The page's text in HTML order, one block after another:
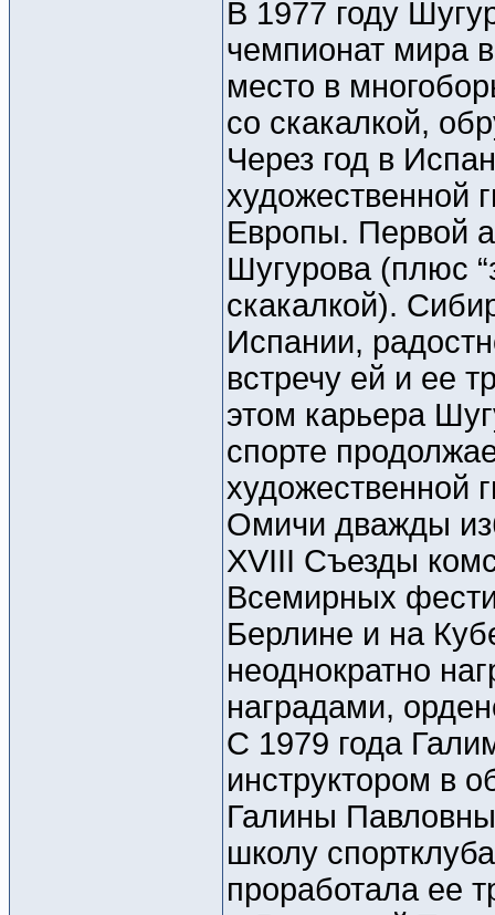
В 1977 году
чемпионат мира
место в
со скакалкой,
Через год в
художественной
Европы. Первой
Шугурова (плюс
скакалкой).
Испании,
встречу ей и ее
этом карьера
спорте
художественной
Омичи дважды
XVIII Съезды
Всемирных
Берлине и на
неоднократно
наградами,
С 1979 года
инструктором в
Галины
школу
проработала ее